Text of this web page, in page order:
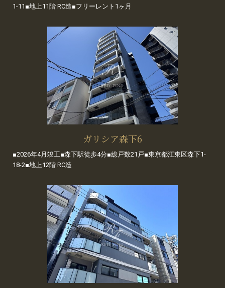
1-11■地上11階 RC造■フリーレント1ヶ月
ガリシア森下6
■2026年4月竣工■森下駅徒歩4分■総戸数21戸■東京都江東区森下1-
18-2■地上12階 RC造